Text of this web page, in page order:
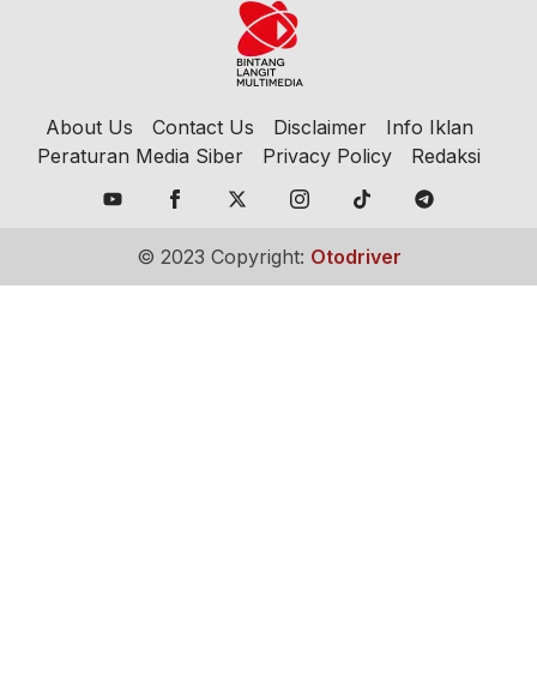
About Us Contact Us Disclaimer
Info Iklan
Peraturan Media Siber
Privacy Policy Redaksi
© 2023 Copyright: Otodriver